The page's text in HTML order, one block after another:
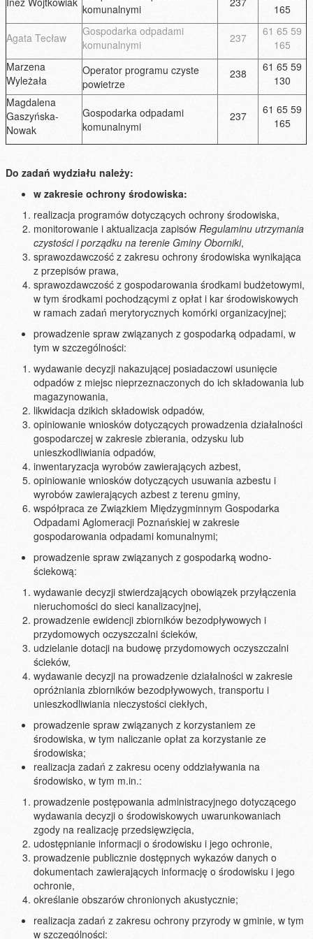
komunalnymi
165
Agata Tecław
Gospodarka odpadami
komunalnymi
237
61 65 59
165
Marzena
Wyleżała
Operator programu czyste
powietrze
238
61 65 59
130
Magdalena
Gaszyńska-
Nowak
Gospodarka odpadami
komunalnymi
237
61 65 59
165
Do zadań wydziału należy:
w zakresie ochrony środowiska:
realizacja programów dotyczących ochrony środowiska,
monitorowanie i aktualizacja zapisów Regulaminu utrzymania
czystości i porządku na terenie Gminy Oborniki,
sprawozdawczość z zakresu ochrony środowiska wynikająca
z przepisów prawa,
sprawozdawczość z gospodarowania środkami budżetowymi,
w tym środkami pochodzącymi z opłat i kar środowiskowych
w ramach zadań merytorycznych komórki organizacyjnej;
prowadzenie spraw związanych z gospodarką odpadami, w
tym w szczególności:
wydawanie decyzji nakazującej posiadaczowi usunięcie
odpadów z miejsc nieprzeznaczonych do ich składowania lub
magazynowania,
likwidacja dzikich składowisk odpadów,
opiniowanie wniosków dotyczących prowadzenia działalności
gospodarczej w zakresie zbierania, odzysku lub
unieszkodliwiania odpadów,
inwentaryzacja wyrobów zawierających azbest,
opiniowanie wniosków dotyczących usuwania azbestu i
wyrobów zawierających azbest z terenu gminy,
współpraca ze Związkiem Międzygminnym Gospodarka
Odpadami Aglomeracji Poznańskiej w zakresie
gospodarowania odpadami komunalnymi;
prowadzenie spraw związanych z gospodarką wodno-
ściekową:
wydawanie decyzji stwierdzających obowiązek przyłączenia
nieruchomości do sieci kanalizacyjnej,
prowadzenie ewidencji zbiorników bezodpływowych i
przydomowych oczyszczalni ścieków,
udzielanie dotacji na budowę przydomowych oczyszczalni
ścieków,
wydawanie decyzji na prowadzenie działalności w zakresie
opróżniania zbiorników bezodpływowych, transportu i
unieszkodliwiania nieczystości ciekłych,
prowadzenie spraw związanych z korzystaniem ze
środowiska, w tym naliczanie opłat za korzystanie ze
środowiska;
realizacja zadań z zakresu oceny oddziaływania na
środowisko, w tym m.in.:
prowadzenie postępowania administracyjnego dotyczącego
wydawania decyzji o środowiskowych uwarunkowaniach
zgody na realizację przedsięwzięcia,
udostępnianie informacji o środowisku i jego ochronie,
prowadzenie publicznie dostępnych wykazów danych o
dokumentach zawierających informację o środowisku i jego
ochronie,
określanie obszarów chronionych akustycznie;
realizacja zadań z zakresu ochrony przyrody w gminie, w tym
w szczególności: